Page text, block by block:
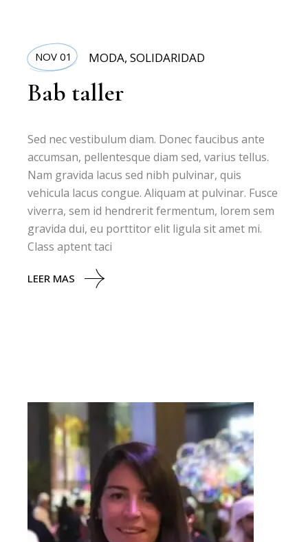
NOV 01 MODA,SOLIDARIDAD
Bab taller
Sed nec vestibulum diam. Donec faucibus ante
accumsan, pellentesque diam sed, varius tellus.
Nam gravida lacus sed nibh pulvinar, quis
vehicula lacus congue. Aliquam at pulvinar. Fusce
viverra, sem id hendrerit fermentum, lorem sem
gravida dui, eu porttitor elit ligula sit amet mi.
Class aptent taci
LEER MAS